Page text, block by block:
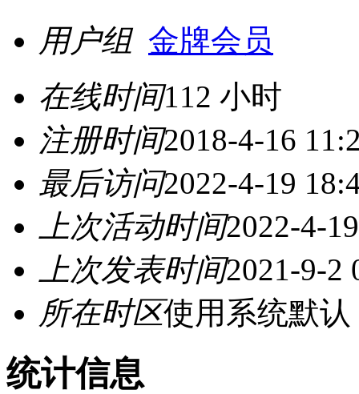
用户组 金牌会员
在线时间112 小时
注册时间2018-4-16
最后访问2022-4-19
上次活动时间2022-4-
上次发表时间2021-9-2
所在时区使用系统默认
统计信息